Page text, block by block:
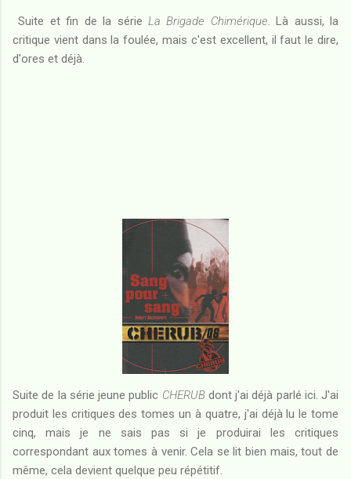
Suite et fin de la série La Brigade Chimérique. Là aussi, la
critique vient dans la foulée, mais c'est excellent, il faut le dire,
d'ores et déjà.
Suite de la série jeune public CHERUBdont j'ai déjà parlé ici. J'ai
produit les critiques des tomes un à quatre, j'ai déjà lu le tome
cinq, mais je ne sais pas si je produirai les critiques
correspondant aux tomes à venir. Cela se lit bien mais, tout de
même, cela devient quelque peu répétitif.